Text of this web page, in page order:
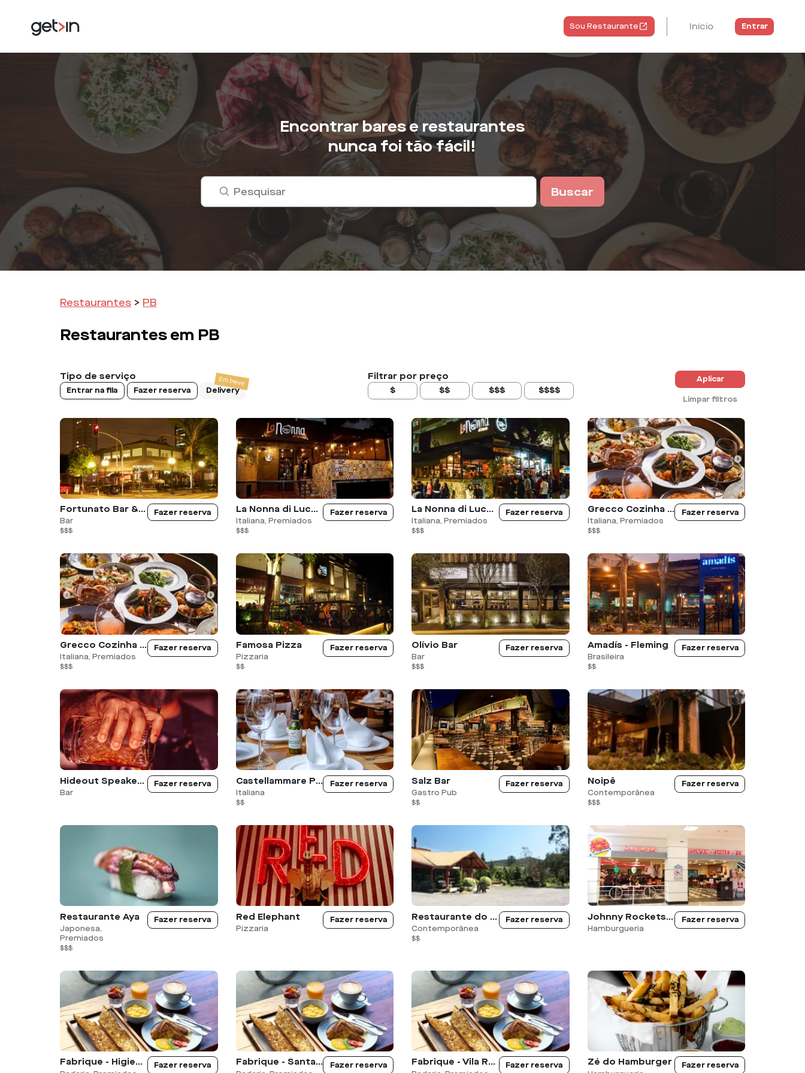
Sou Restaurante Início Entrar
Encontrar bares e restaurantes
nunca foi tão fácil!
Buscar
Restaurantes > PB
Restaurantes em PB
Tipo de serviço
Entrar na fila Fazer reserva Delivery
Filtrar por preço
$ $$ $$$ $$$$
Aplicar
Limpar filtros
Fortunato Bar & Gastronomia
Bar
$$$
Fazer reserva La Nonna di Lucca - Pinheiros
Italiana, Premiados
$$$
Fazer reserva La Nonna di Lucca - Moema
Italiana, Premiados
$$$
Fazer reserva Grecco Cozinha Rústica - Jundiai
Italiana, Premiados
$$$
Fazer reserva
Grecco Cozinha Rústica - Atibaia
Italiana, Premiados
$$$
Fazer reserva Famosa Pizza
Pizzaria
$$
Fazer reserva Olívio Bar
Bar
$$$
Fazer reserva Amadís - Fleming
Brasileira
$$
Fazer reserva
Hideout Speakeasy
Bar
Fazer reserva Castellammare Pasta, Pizza e Vino.
Italiana
$$
Fazer reserva Salz Bar
Gastro Pub
$$
Fazer reserva Noipê
Contemporânea
$$$
Fazer reserva
Restaurante Aya
Japonesa,
Premiados
$$$
Fazer reserva Red Elephant
Pizzaria
Fazer reserva Restaurante do Monge
Contemporânea
$$
Fazer reserva Johnny Rockets West Plaza
Hamburgueria
Fazer reserva
Fabrique - Higienópolis Fazer reserva Fabrique - Santa Cecilia Fazer reserva Fabrique - Vila Romana Fazer reserva Zé do Hamburger Fazer reserva